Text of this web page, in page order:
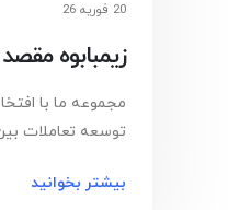
20 فوریه 26
زیمبابوه
مجموعه ما با
توسعه تعاملات
بیشتر بخوانید